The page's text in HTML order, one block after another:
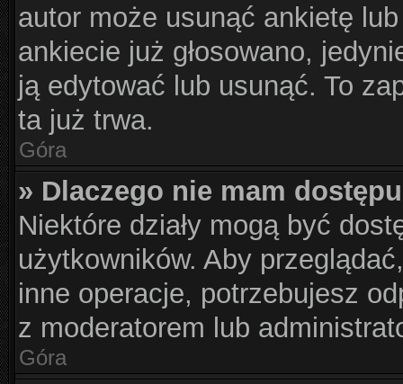
autor może usunąć ankietę
ankiecie już głosowano,
ją edytować lub usunąć. To
ta już trwa.
Góra
» Dlaczego nie mam
Niektóre działy mogą być
użytkowników. Aby
inne operacje, potrzebujesz
z moderatorem lub
Góra